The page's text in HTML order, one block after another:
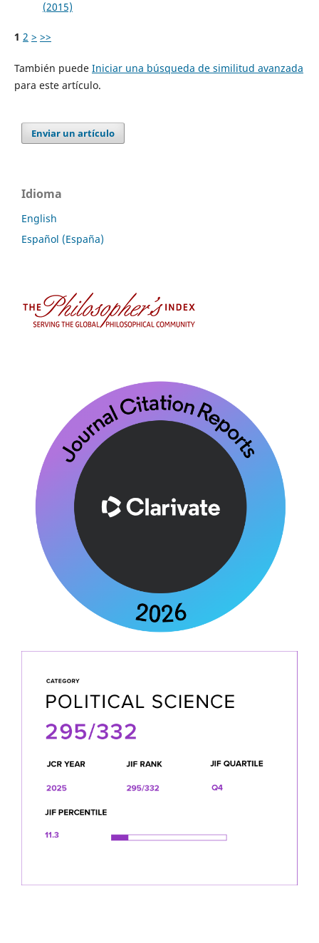
(2015)
1 2 > >>
También puede Iniciar una búsqueda de similitud avanzada
para este artículo.
Enviar un artículo
Idioma
English
Español (España)